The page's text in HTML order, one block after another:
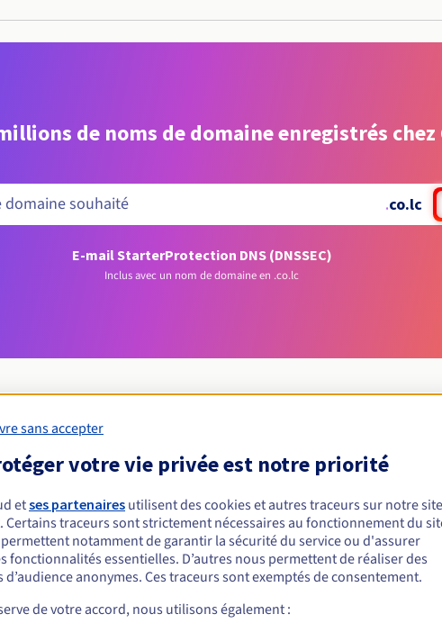
de noms de domaine enregistrés chez
.co.lc
E-mail StarterProtection DNS (DNSSEC)
Inclus avec un nom de domaine en .co.lc
Conditions d'éligibilité
.co.lc ?
physiques ou morales, sans restriction géographique.
Règles de gestion et notifications
sans accepter
votre vie privée est notre priorité
etses partenaires utilisent des cookies et autres traceurs sur notre site
Certains traceurs sont strictement nécessaires au fonctionnement du
notamment de garantir la sécurité du service ou d'assurer
fonctionnalités essentielles. D’autres nous permettent de réaliser des
d’audience anonymes. Ces traceurs sont exemptés de consentement.
de votre accord, nous utilisons également :